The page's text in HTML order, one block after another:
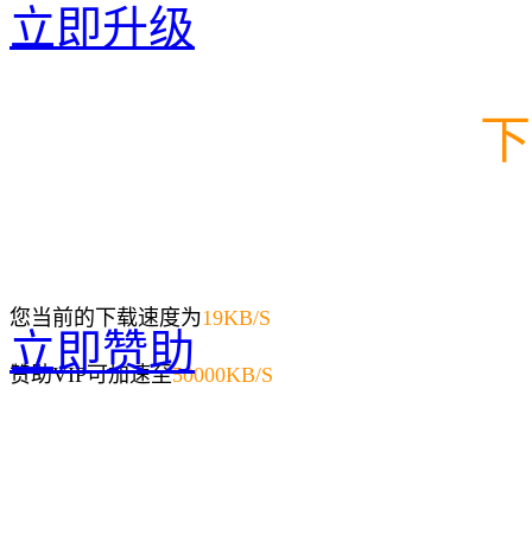
立即升级
您当前的下载速度为19KB/S
赞助VIP可加速至50000KB/S
立即赞助